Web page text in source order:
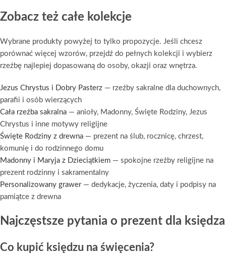
Zobacz też całe kolekcje
Wybrane produkty powyżej to tylko propozycje. Jeśli chcesz
porównać więcej wzorów, przejdź do pełnych kolekcji i wybierz
rzeźbę najlepiej dopasowaną do osoby, okazji oraz wnętrza.
Jezus Chrystus i Dobry Pasterz — rzeźby sakralne dla duchownych,
parafii i osób wierzących
Cała rzeźba sakralna — anioły, Madonny, Święte Rodziny, Jezus
Chrystus i inne motywy religijne
Święte Rodziny z drewna — prezent na ślub, rocznicę, chrzest,
komunię i do rodzinnego domu
Madonny i Maryja z Dzieciątkiem — spokojne rzeźby religijne na
prezent rodzinny i sakramentalny
Personalizowany grawer— dedykacje, życzenia, daty i podpisy na
pamiątce z drewna
Najczęstsze pytania o prezent dla księdza
Co kupić księdzu na święcenia?